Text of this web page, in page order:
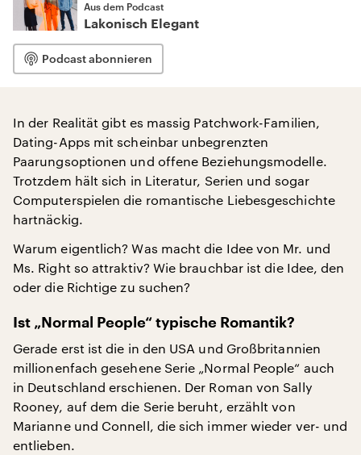
Aus dem Podcast
Lakonisch Elegant
Podcast abonnieren
In der Realität gibt es massig Patchwork-Familien,
Dating-Apps mit scheinbar unbegrenzten
Paarungsoptionen und offene Beziehungsmodelle.
Trotzdem hält sich in Literatur, Serien und sogar
Computerspielen die romantische Liebesgeschichte
hartnäckig.
Warum eigentlich? Was macht die Idee von Mr. und
Ms. Right so attraktiv? Wie brauchbar ist die Idee, den
oder die Richtige zu suchen?
Ist „Normal People“ typische Romantik?
Gerade erst ist die in den USA und Großbritannien
millionenfach gesehene Serie „Normal People“ auch
in Deutschland erschienen. Der Roman von Sally
Rooney, auf dem die Serie beruht, erzählt von
Marianne und Connell, die sich immer wieder ver- und
entlieben.